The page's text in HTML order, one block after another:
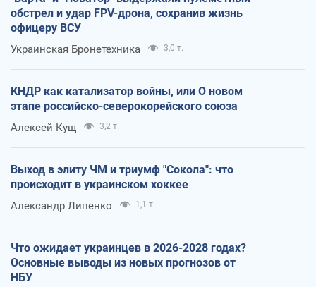
обстрел и удар FPV-дрона, сохранив жизнь
офицеру ВСУ
Украинская Бронетехника 3,0 т.
КНДР как катализатор войны, или О новом
этапе российско-северокорейского союза
Алексей Кущ 3,2 т.
Выход в элиту ЧМ и триумф "Сокола": что
происходит в украинском хоккее
Александр Липенко 1,1 т.
Что ожидает украинцев в 2026-2028 годах?
Основные выводы из новых прогнозов от
НБУ